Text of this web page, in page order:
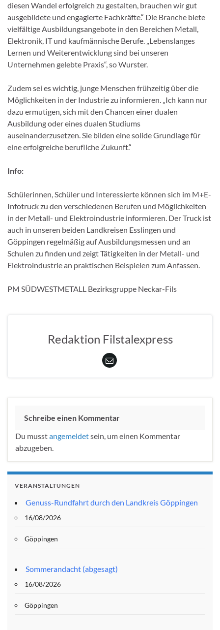
diesen Wandel erfolgreich zu gestalten, brauchen wir gut
ausgebildete und engagierte Fachkräfte.“ Die Branche biete
vielfältige Ausbildungsangebote in den Bereichen Metall,
Elektronik, IT und kaufmännische Berufe. „Lebenslanges
Lernen und Weiterentwicklung sind bei unseren
Unternehmen gelebte Praxis“, so Wurster.
Zudem sei es wichtig, junge Menschen frühzeitig über die
Möglichkeiten in der Industrie zu informieren. „Ich kann nur
dazu ermutigen, sich mit den Chancen einer dualen
Ausbildung oder eines dualen Studiums
auseinanderzusetzen. Sie bilden eine solide Grundlage für
eine erfolgreiche berufliche Zukunft.“
Info:
Schülerinnen, Schüler und Interessierte können sich im M+E-
Infotruck zu den verschiedenen Berufen und Möglichkeiten
in der Metall- und Elektroindustrie informieren. Der Truck ist
auch in unseren beiden Landkreisen Esslingen und
Göppingen regelmäßig auf Ausbildungsmessen und an
Schulen zu finden und zeigt Tätigkeiten in der Metall- und
Elektroindustrie an praktischen Beispielen zum Anfassen.
PM SÜDWESTMETALL Bezirksgruppe Neckar-Fils
Redaktion Filstalexpress
Schreibe einen Kommentar
Du musstangemeldetsein, um einen Kommentar
abzugeben.
VERANSTALTUNGEN
Genuss-Rundfahrt durch den Landkreis Göppingen
16/08/2026
Göppingen
Sommerandacht (abgesagt)
16/08/2026
Göppingen